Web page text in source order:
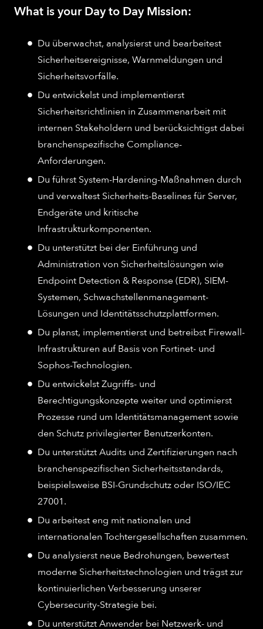
What is your Day to Day Mission:
Du überwachst, analysierst und bearbeitest
Sicherheitsereignisse, Warnmeldungen und
Sicherheitsvorfälle.
Du entwickelst und implementierst
Sicherheitsrichtlinien in Zusammenarbeit mit
internen Stakeholdern und berücksichtigst dabei
branchenspezifische Compliance-
Anforderungen.
Du führst System-Hardening-Maßnahmen durch
und verwaltest Sicherheits-Baselines für Server,
Endgeräte und kritische
Infrastrukturkomponenten.
Du unterstützt bei der Einführung und
Administration von Sicherheitslösungen wie
Endpoint Detection & Response (EDR), SIEM-
Systemen, Schwachstellenmanagement-
Lösungen und Identitätsschutzplattformen.
Du planst, implementierst und betreibst Firewall-
Infrastrukturen auf Basis von Fortinet- und
Sophos-Technologien.
Du entwickelst Zugriffs- und
Berechtigungskonzepte weiter und optimierst
Prozesse rund um Identitätsmanagement sowie
den Schutz privilegierter Benutzerkonten.
Du unterstützt Audits und Zertifizierungen nach
branchenspezifischen Sicherheitsstandards,
beispielsweise BSI-Grundschutz oder ISO/IEC
27001.
Du arbeitest eng mit nationalen und
internationalen Tochtergesellschaften zusammen.
Du analysierst neue Bedrohungen, bewertest
moderne Sicherheitstechnologien und trägst zur
kontinuierlichen Verbesserung unserer
Cybersecurity-Strategie bei.
Du unterstützt Anwender bei Netzwerk- und